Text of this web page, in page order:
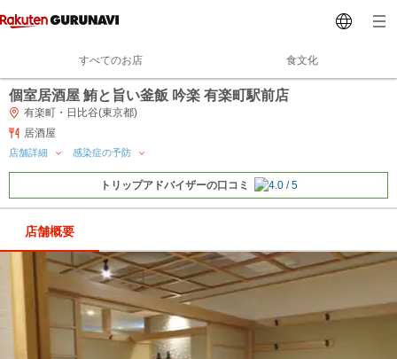
すべてのお店 食文化
個室居酒屋 鮪と旨い釜飯 吟楽 有楽町駅前店
有楽町・日比谷(東京都)
居酒屋
店舗詳細 感染症の予防
トリップアドバイザーの口コミ
店舗概要